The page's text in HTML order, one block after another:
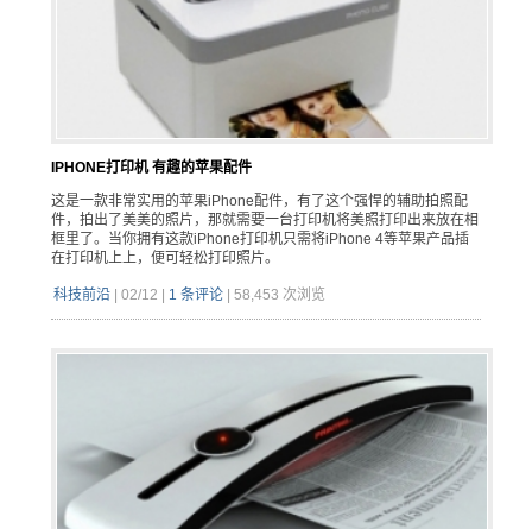
IPHONE打印机 有趣的苹果配件
这是一款非常实用的苹果iPhone配件，有了这个强悍的辅助拍照配
件，拍出了美美的照片，那就需要一台打印机将美照打印出来放在相
框里了。当你拥有这款iPhone打印机只需将iPhone 4等苹果产品插
在打印机上上，便可轻松打印照片。
科技前沿| 02/12 1 条评论| 58,453 次浏览